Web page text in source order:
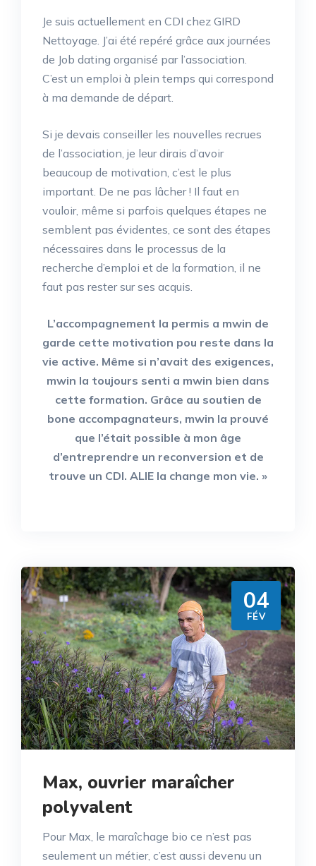
Je suis actuellement en CDI chez GIRD
Nettoyage. J’ai été repéré grâce aux journées
de Job dating organisé par l’association.
C’est un emploi à plein temps qui correspond
à ma demande de départ.
Si je devais conseiller les nouvelles recrues
de l’association, je leur dirais d’avoir
beaucoup de motivation, c’est le plus
important. De ne pas lâcher ! Il faut en
vouloir, même si parfois quelques étapes ne
semblent pas évidentes, ce sont des étapes
nécessaires dans le processus de la
recherche d’emploi et de la formation, il ne
faut pas rester sur ses acquis.
L’accompagnement la permis a mwin de
garde cette motivation pou reste dans la
vie active. Même si n’avait des exigences,
mwin la toujours senti a mwin bien dans
cette formation. Grâce au soutien de
bone accompagnateurs, mwin la prouvé
que l’était possible à mon âge
d’entreprendre un reconversion et de
trouve un CDI. ALIE la change mon vie. »
04
FÉV
Max, ouvrier maraîcher
polyvalent
Pour Max, le maraîchage bio ce n’est pas
seulement un métier, c’est aussi devenu un